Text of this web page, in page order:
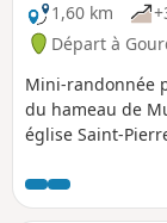
1,60 km
Départ à
Mini-randonnée
du hameau de
église Saint-